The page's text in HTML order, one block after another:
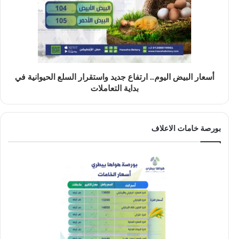
أسعار البيض اليوم.. ارتفاع جديد واستقرار السلع الحيوانية في
بداية التعاملات
بورصة خامات الاعلاف